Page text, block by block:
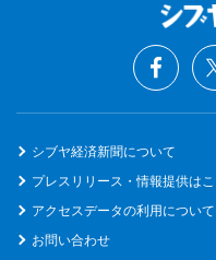
シブヤ経済新聞について
プレスリリース・情報提供は
アクセスデータの利用について
お問い合わせ